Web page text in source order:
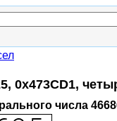
0x473CD1,
числа